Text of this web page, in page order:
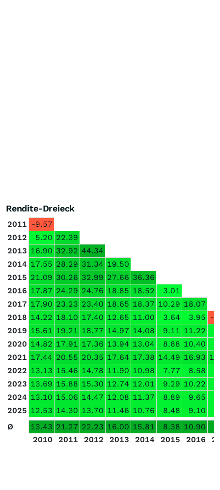
Rendite-Dreieck
2011 -9.57
2012
5.20 22.39
2013 16.90 32.92 44.34
2014 17.55 28.29 31.34 19.50
2015 21.09 30.26 32.99 27.66 36.36
2016 17.87 24.29 24.76 18.85 18.52
3.01
2017 17.90 23.23 23.40 18.65 18.37 10.29 18.07
2018 14.22 18.10 17.40 12.65 11.00 3.64 3.95 -
2019 15.61 19.21 18.77 14.97 14.08 9.11 11.22
2020 14.82 17.91 17.36 13.94 13.04 8.88 10.40
2021 17.44 20.55 20.35 17.64 17.38 14.49 16.93
2022 13.13 15.46 14.78 11.90 10.98 7.77 8.58
2023 13.69 15.88 15.30 12.74 12.01 9.29 10.22
2024 13.10 15.06 14.47 12.08 11.37 8.89 9.65
2025 12.53 14.30 13.70 11.46 10.76 8.48 9.10
Ø
13.43 21.27 22.23 16.00 15.81 8.38 10.90
2010
2011 2012 2013 2014 2015 2016